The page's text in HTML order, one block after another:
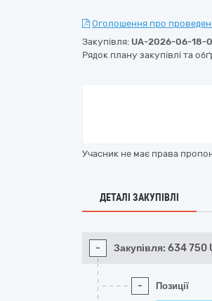
Оголошення про
Закупівля: UA-2026-06-18-
Рядок плану закупівлі та
Учасник не має права
ДЕТАЛІ ЗАКУПІВЛІ
- Закупівля: 634 750
- Позиції